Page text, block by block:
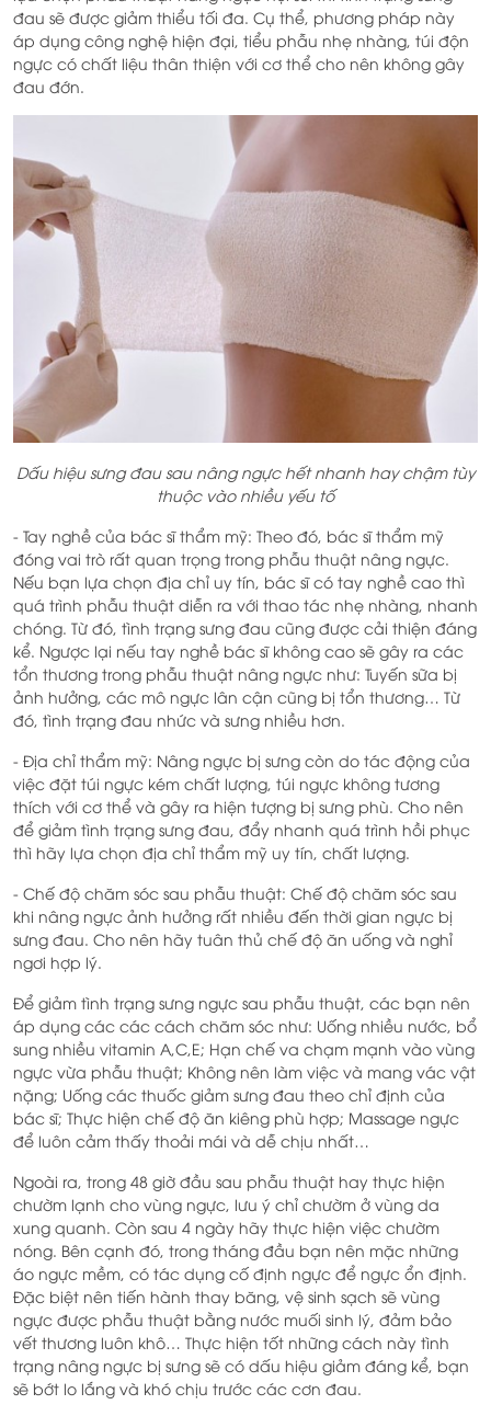
đau sẽ được giảm thiểu tối đa. Cụ thể, phương pháp này
áp dụng công nghệ hiện đại, tiểu phẫu nhẹ nhàng, túi độn
ngực có chất liệu thân thiện với cơ thể cho nên không gây
đau đớn.
Dấu hiệu sưng đau sau nâng ngực hết nhanh hay chậm tùy
thuộc vào nhiều yếu tố
- Tay nghề của bác sĩ thẩm mỹ: Theo đó, bác sĩ thẩm mỹ
đóng vai trò rất quan trọng trong phẫu thuật nâng ngực.
Nếu bạn lựa chọn địa chỉ uy tín, bác sĩ có tay nghề cao thì
quá trình phẫu thuật diễn ra với thao tác nhẹ nhàng, nhanh
chóng. Từ đó, tình trạng sưng đau cũng được cải thiện đáng
kể. Ngược lại nếu tay nghề bác sĩ không cao sẽ gây ra các
tổn thương trong phẫu thuật nâng ngực như: Tuyến sữa bị
ảnh hưởng, các mô ngực lân cận cũng bị tổn thương… Từ
đó, tình trạng đau nhức và sưng nhiều hơn.
- Địa chỉ thẩm mỹ: Nâng ngực bị sưng còn do tác động của
việc đặt túi ngực kém chất lượng, túi ngực không tương
thích với cơ thể và gây ra hiện tượng bị sưng phù. Cho nên
để giảm tình trạng sưng đau, đẩy nhanh quá trình hồi phục
thì hãy lựa chọn địa chỉ thẩm mỹ uy tín, chất lượng.
- Chế độ chăm sóc sau phẫu thuật: Chế độ chăm sóc sau
khi nâng ngực ảnh hưởng rất nhiều đến thời gian ngực bị
sưng đau. Cho nên hãy tuân thủ chế độ ăn uống và nghỉ
ngơi hợp lý.
Để giảm tình trạng sưng ngực sau phẫu thuật, các bạn nên
áp dụng các các cách chăm sóc như: Uống nhiều nước, bổ
sung nhiều vitamin A,C,E; Hạn chế va chạm mạnh vào vùng
ngực vừa phẫu thuật; Không nên làm việc và mang vác vật
nặng; Uống các thuốc giảm sưng đau theo chỉ định của
bác sĩ; Thực hiện chế độ ăn kiêng phù hợp; Massage ngực
để luôn cảm thấy thoải mái và dễ chịu nhất…
Ngoài ra, trong 48 giờ đầu sau phẫu thuật hay thực hiện
chườm lạnh cho vùng ngực, lưu ý chỉ chườm ở vùng da
xung quanh. Còn sau 4 ngày hãy thực hiện việc chườm
nóng. Bên cạnh đó, trong tháng đầu bạn nên mặc những
áo ngực mềm, có tác dụng cố định ngực để ngực ổn định.
Đặc biệt nên tiến hành thay băng, vệ sinh sạch sẽ vùng
ngực được phẫu thuật bằng nước muối sinh lý, đảm bảo
vết thương luôn khô… Thực hiện tốt những cách này tình
trạng nâng ngực bị sưng sẽ có dấu hiệu giảm đáng kể, bạn
sẽ bớt lo lắng và khó chịu trước các cơn đau.